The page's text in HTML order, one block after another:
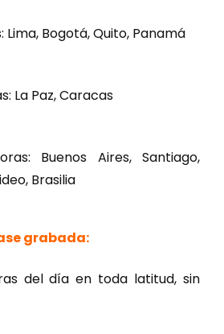
Lima, Bogotá, Quito, Panamá
La Paz, Caracas
Buenos Aires, Santiago,
Brasilia
grabada:
del día en toda latitud, sin